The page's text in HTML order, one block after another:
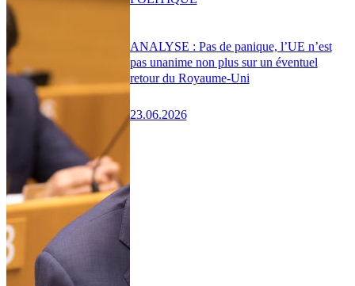
ANALYSE : Pas de panique, l’UE n’est
pas unanime non plus sur un éventuel
retour du Royaume-Uni
23.06.2026